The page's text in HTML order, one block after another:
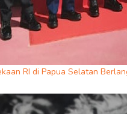
RI di Papua Selatan